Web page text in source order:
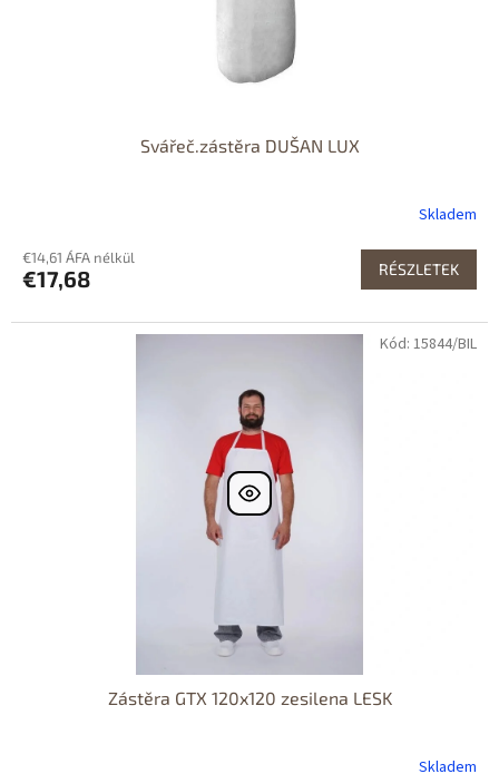
Svářeč.zástěra DUŠAN LUX
Skladem
€14,61 ÁFA nélkül
€17,68 RÉSZLETEK
Zástěra GTX 120x120 zesilena LESK
Skladem
Kód: 15844/BIL